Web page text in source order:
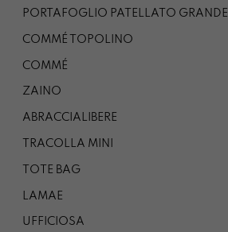
PORTAFOGLIO PATELLATO GRANDE
COMMÉ TOPOLINO
COMMÉ
ZAINO
ABRACCIALIBERE
TRACOLLA MINI
TOTE BAG
LAMAE
UFFICIOSA